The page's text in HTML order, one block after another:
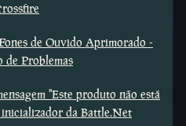
de Ouvido Aprimorado -
de Problemas
''Este produto não está
da Battle.Net